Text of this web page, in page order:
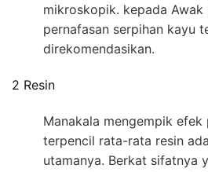
mikroskopik. kepada Awak
pernafasan serpihan kayu
direkomendasikan.
2 Resin
Manakala mengempik
terpencil rata-rata resin
utamanya. Berkat sifatnya